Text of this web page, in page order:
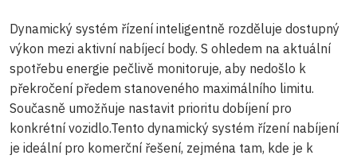
Dynamický systém řízení inteligentně rozděluje dostupný
výkon mezi aktivní nabíjecí body. S ohledem na aktuální
spotřebu energie pečlivě monitoruje, aby nedošlo k
překročení předem stanoveného maximálního limitu.
Současně umožňuje nastavit prioritu dobíjení pro
konkrétní vozidlo.Tento dynamický systém řízení nabíjení
je ideální pro komerční řešení, zejména tam, kde je k